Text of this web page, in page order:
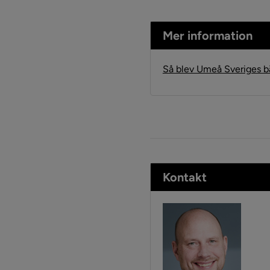
Mer information
Så blev Umeå Sveriges
Kontakt